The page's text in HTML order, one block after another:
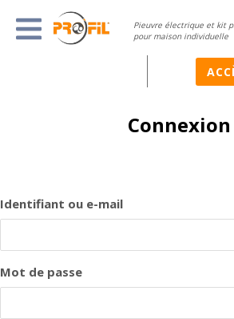
Pieuvre électrique et kit
pour maison individuelle
Connexion
Identifiant ou e-mail
Mot de passe